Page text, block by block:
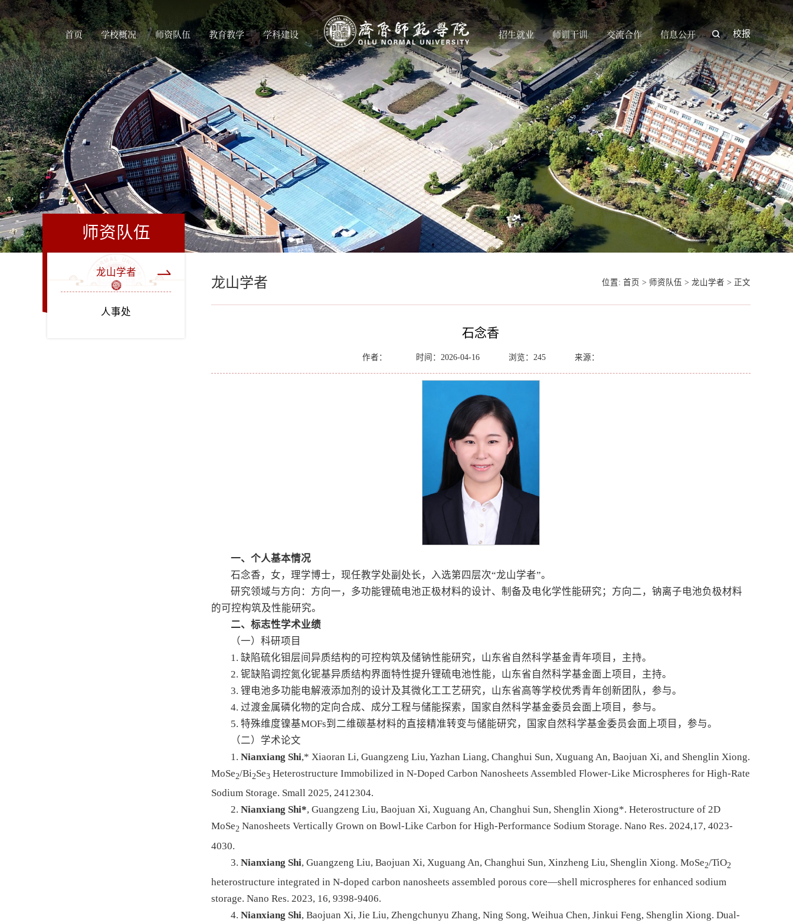
首页 学校概况 师资队伍 教育教学 学科建设 招生就业 师训干训 交流合作 信息公开 校报
师资队伍
龙山学者
人事处
龙山学者 位置: 首页 > 师资队伍 > 龙山学者 > 正文
石念香
作者： 时间：2026-04-16 浏览： 245 来源：
一、个人基本情况
石念香，女，理学博士，现任教学处副处长，入选第四层次“龙山学者”。
研究领域与方向：方向一，多功能锂硫电池正极材料的设计、制备及电化学性能研究；方向二，钠离子电池负极材料
的可控构筑及性能研究。
二、标志性学术业绩
（一）科研项目
1. 缺陷硫化钼层间异质结构的可控构筑及储钠性能研究，山东省自然科学基金青年项目，主持。
2. 铌缺陷调控氮化铌基异质结构界面特性提升锂硫电池性能，山东省自然科学基金面上项目，主持。
3. 锂电池多功能电解液添加剂的设计及其微化工工艺研究，山东省高等学校优秀青年创新团队，参与。
4. 过渡金属磷化物的定向合成、成分工程与储能探索，国家自然科学基金委员会面上项目，参与。
5. 特殊维度镍基MOFs到二维碳基材料的直接精准转变与储能研究，国家自然科学基金委员会面上项目，参与。
（二）学术论文
1. Nianxiang Shi,* Xiaoran Li, Guangzeng Liu, Yazhan Liang, Changhui Sun, Xuguang An, Baojuan Xi, and Shenglin Xiong.
MoSe2/Bi2Se3Heterostructure Immobilized in N-Doped Carbon Nanosheets Assembled Flower-Like Microspheres for High-Rate
Sodium Storage. Small2025, 2412304.
2. Nianxiang Shi*, Guangzeng Liu, Baojuan Xi, Xuguang An, Changhui Sun, Shenglin Xiong*. Heterostructure of 2D
MoSe2 Nanosheets Vertically Grown on Bowl-Like Carbon for High-Performance Sodium Storage. Nano Res. 2024,17, 4023-
4030.
3. Nianxiang Shi, Guangzeng Liu, Baojuan Xi, Xuguang An, Changhui Sun, Xinzheng Liu, Shenglin Xiong. MoSe2/TiO2
heterostructure integrated in N-doped carbon nanosheets assembled porous core—shell microspheres for enhanced sodium
storage. Nano Res. 2023, 16, 9398-9406.
4. Nianxiang Shi, Baojuan Xi, Jie Liu, Zhengchunyu Zhang, Ning Song, Weihua Chen, Jinkui Feng, Shenglin Xiong. Dual-